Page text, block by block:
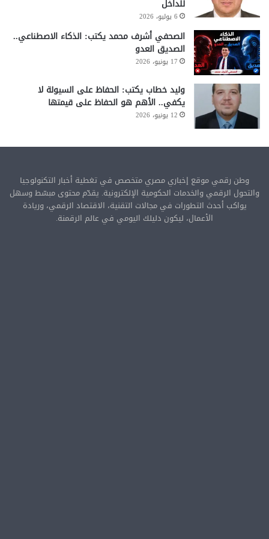
للداخل
6 يوليو، 2026
الصحفي أشرف محمد يكتب: الذكاء الاصطناعي..
الصديق العدو
17 يونيو، 2026
وليد خطاب يكتب: الحفاظ على السيولة لا
يكفي.. الأهم هو الحفاظ على قيمتها
12 يونيو، 2026
وطن رقمي موقع إخباري مصري متخصص في تغطية أخبار التكنولوجيا
والتحول الرقمي والخدمات الحكومية الإلكترونية. يقدّم محتوى مبسّط وسهل
يواكب أحدث التطورات في مجالات التقنية، الاقتصاد الرقمي، وريادة
الأعمال، ليكون دليلك اليومي في عالم الرقمنة.